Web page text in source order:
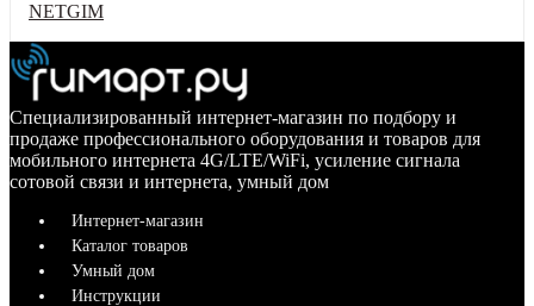
NETGIM
Специализированный интернет-магазин по подбору и
продаже профессионального оборудования и товаров для
мобильного интернета 4G/LTE/WiFi, усиление сигнала
сотовой связи и интернета, умный дом
Интернет-магазин
Каталог товаров
Умный дом
Инструкции